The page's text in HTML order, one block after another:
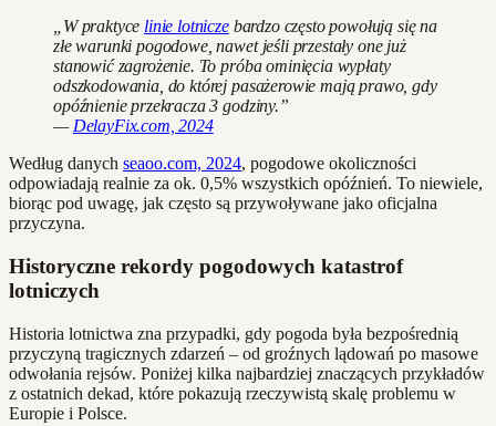
„W praktyce linie lotniczebardzo często powołują się na
złe warunki pogodowe, nawet jeśli przestały one już
stanowić zagrożenie. To próba ominięcia wypłaty
odszkodowania, do której pasażerowie mają prawo, gdy
opóźnienie przekracza 3 godziny.”
— DelayFix.com, 2024
Według danych seaoo.com, 2024, pogodowe okoliczności
odpowiadają realnie za ok. 0,5% wszystkich opóźnień. To niewiele,
biorąc pod uwagę, jak często są przywoływane jako oficjalna
przyczyna.
Historyczne rekordy pogodowych katastrof
lotniczych
Historia lotnictwa zna przypadki, gdy pogoda była bezpośrednią
przyczyną tragicznych zdarzeń – od groźnych lądowań po masowe
odwołania rejsów. Poniżej kilka najbardziej znaczących przykładów
z ostatnich dekad, które pokazują rzeczywistą skalę problemu w
Europie i Polsce.